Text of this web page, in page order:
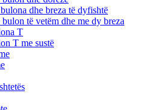
dhe breza të dyfishtë
të vetëm dhe me dy breza
T
T me sustë